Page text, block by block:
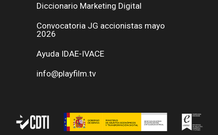
Diccionario Marketing Digital
Convocatoria JG accionistas mayo
2026
Ayuda IDAE-IVACE
info@playfilm.tv